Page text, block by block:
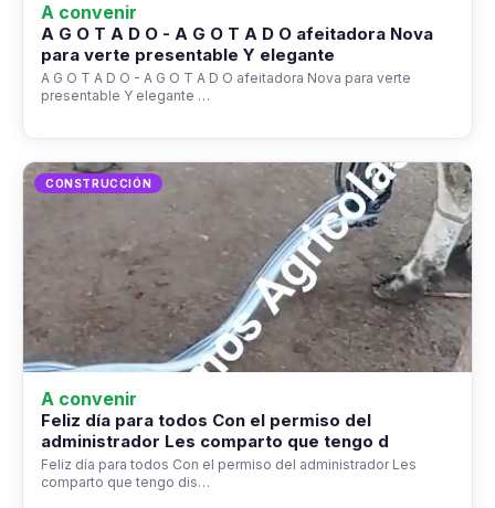
A convenir
A G O T A D O - A G O T A D O afeitadora Nova
para verte presentable Y elegante
A G O T A D O - A G O T A D O afeitadora Nova para verte
presentable Y elegante …
CONSTRUCCIÓN
A convenir
Feliz día para todos Con el permiso del
administrador Les comparto que tengo d
Feliz día para todos Con el permiso del administrador Les
comparto que tengo dis…